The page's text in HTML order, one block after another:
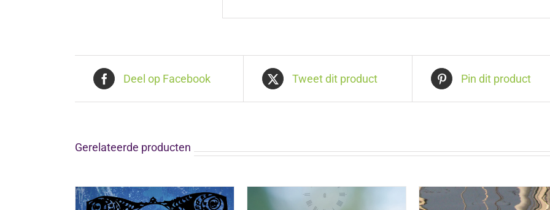
Deel op Facebook Tweet dit product Pin dit product
Gerelateerde producten